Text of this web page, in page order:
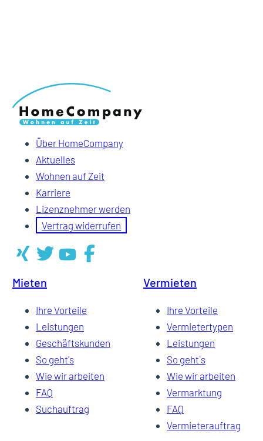
Über HomeCompany
Aktuelles
Wohnen auf Zeit
Karriere
Lizenznehmer werden
Vertrag widerrufen
Mieten
Ihre Vorteile
Leistungen
Geschäftskunden
So geht's
Wie wir arbeiten
FAQ
Suchauftrag
Vermieten
Ihre Vorteile
Vermietertypen
Leistungen
So geht`s
Wie wir arbeiten
Vermarktung
FAQ
Vermieterauftrag